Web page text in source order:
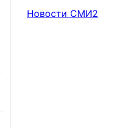
Новости СМИ2